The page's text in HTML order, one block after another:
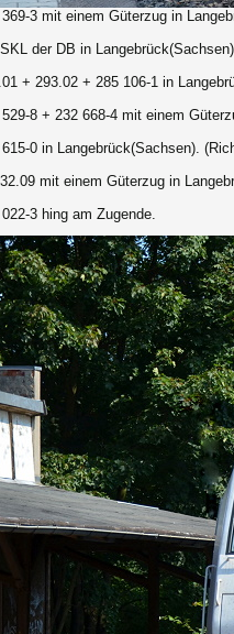
3 mit einem Güterzug in
der DB in
+ 293.02 + 285 106-1 in
8 + 232 668-4 mit einem
0 in Langebrück(Sachsen).
mit einem Güterzug in
3 hing am Zugende.